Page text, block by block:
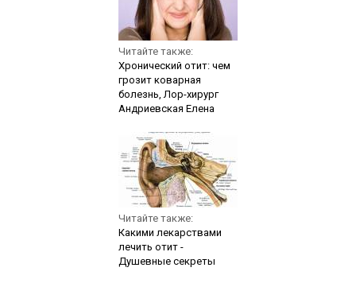
Читайте также:
Хронический отит: чем
грозит коварная
болезнь, Лор-хирург
Андриевская Елена
Читайте также:
Какими лекарствами
лечить отит -
Душевные секреты